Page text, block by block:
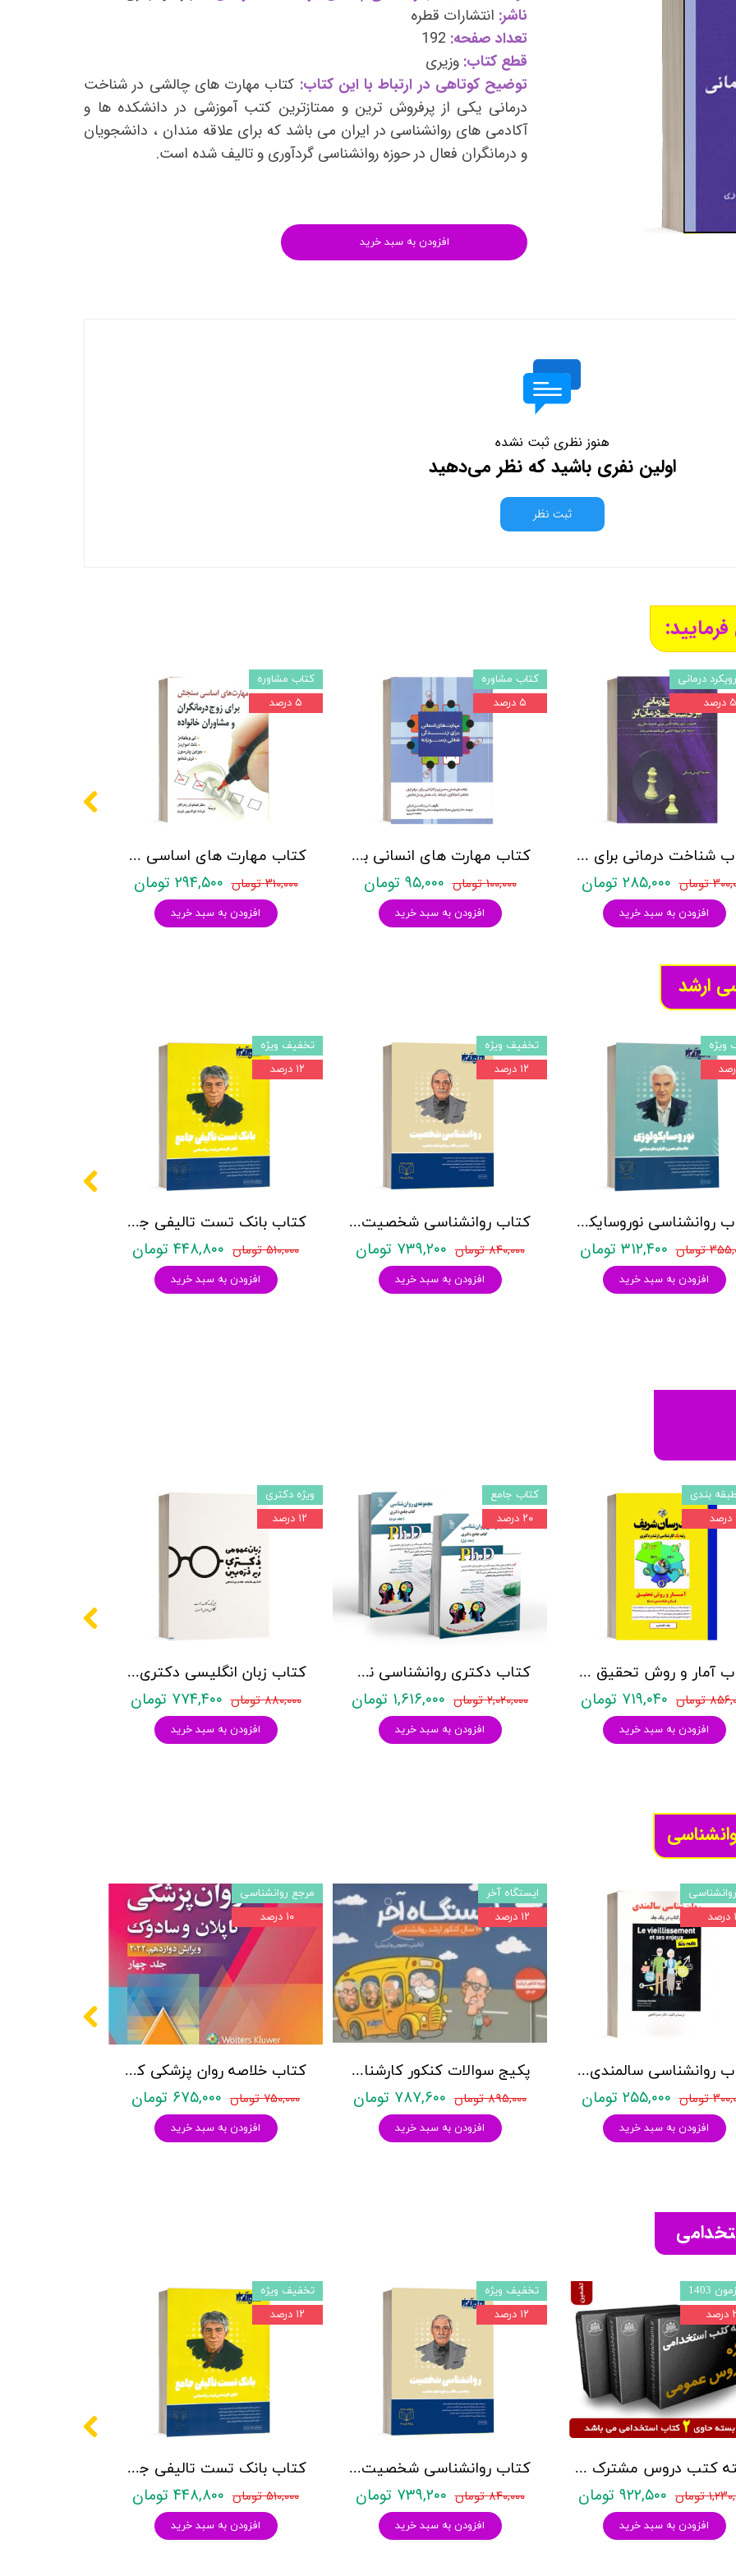
روانشناسی (تست شخصیت)
کتب فرزندپروری و تربیت کودک
کتب روانشناسی خانواده
کتب فن بیان و سخنوری
انتشارات قطره
انتشارات ققنوس
انتشارات مدرسان شریف
ناشر: انتشارات قطره
تعداد صفحه: 192
قطع کتاب: وزیری
توضیح کوتاهی در ارتباط با این کتاب: کتاب مهارت های چالشی در شناخت
درمانی یکی از پرفروش ترین و ممتازترین کتب آموزشی در دانشکده ها و
آکادمی های روانشناسی در ایران می باشد که برای علاقه مندان ، دانشجویان
و درمانگران فعال در حوزه روانشناسی گردآوری و تالیف شده است.
افزودن به سبد خرید
هنوز نظری ثبت نشده
اولین نفری باشید که نظر می‌دهید
ثبت نظر
کتاب مهارت های اساسی سنجش برای زوج درمانگران و مشاوران خانواده - نشر روان
۳۱۰,۰۰۰ تومان ۲۹۴,۵۰۰ تومان
افزودن به سبد خرید
کتاب مشاوره
۵ درصد
کتاب مهارت های انسانی برای زندگی شغلی جسورانه - نشر ویرایش
۱۰۰,۰۰۰ تومان ۹۵,۰۰۰ تومان
افزودن به سبد خرید
کتاب مشاوره
۵ درصد
کتاب شناخت درمانی برای شناخت درمان گر - جیمز بنت لوی ، ریچارد تاوتس ، بورلی هارهوف ، هلن پری - نشر اسبار
تومان ۲۸۵,۰۰۰ تومان
افزودن به سبد خرید
درمانی
۵ درصد
کتاب بانک تست تالیفی جامع روان آموز
۵۱۰,۰۰۰ تومان ۴۴۸,۸۰۰ تومان
افزودن به سبد خرید
تخفیف ویژه
۱۲ درصد
کتاب روانشناسی شخصیت نشر روان آموز زهرا ساعدی
۸۴۰,۰۰۰ تومان ۷۳۹,۲۰۰ تومان
افزودن به سبد خرید
تخفیف ویژه
۱۲ درصد
کتاب روانشناسی نوروسایکولوژی نشر روان آموز حمیده نامداری
تومان ۳۱۲,۴۰۰ تومان
افزودن به سبد خرید
ویژه
ارشد
کتاب زبان انگلیسی دکتری زیر ذره بین هادی جهانشاهی
۸۸۰,۰۰۰ تومان ۷۷۴,۴۰۰ تومان
افزودن به سبد خرید
ویژه دکتری
۱۲ درصد
کتاب دکتری روانشناسی نشر آراه - دو جلدی
۲,۰۲۰,۰۰۰ تومان ۱,۶۱۶,۰۰۰ تومان
افزودن به سبد خرید
کتاب جامع
۲۰ درصد
کتاب آمار و روش تحقیق مدرسان شریف
تومان ۷۱۹,۰۴۰ تومان
افزودن به سبد خرید
بندی
کتاب خلاصه روان پزشکی کاپلان و سادوک ویراست دوازدهم 2022 - جلد4- بنجامین جیمز سادوک ، ویرجینیا آلکوت سادوک ، پدرو روئیز - نشر ارجمند
۷۵۰,۰۰۰ تومان ۶۷۵,۰۰۰ تومان
افزودن به سبد خرید
مرجع روانشناسی
۱۰ درصد
پکیج سوالات کنکور کارشناسی ارشد روانشناسی (بالینی، عمومی و تربیتی) با پاسخنامه تشریحی روان آموز
۸۹۵,۰۰۰ تومان ۷۸۷,۶۰۰ تومان
افزودن به سبد خرید
ایستگاه آخر
۱۲ درصد
کتاب روانشناسی سالمندی - (2 كتاب در 1 جلد) - حمزه گنجی - نشر ساوالان
تومان ۲۵۵,۰۰۰ تومان
افزودن به سبد خرید
کتاب بانک تست تالیفی جامع روان آموز
۵۱۰,۰۰۰ تومان ۴۴۸,۸۰۰ تومان
افزودن به سبد خرید
تخفیف ویژه
۱۲ درصد
کتاب روانشناسی شخصیت نشر روان آموز زهرا ساعدی
۸۴۰,۰۰۰ تومان ۷۳۹,۲۰۰ تومان
افزودن به سبد خرید
تخفیف ویژه
۱۲ درصد
بسته کتب دروس مشترک عمومی اختصاصی آزمون استخدامی آموزش و پرورش نشر چهارخونه
تومان ۹۲۲,۵۰۰ تومان
افزودن به سبد خرید
1403